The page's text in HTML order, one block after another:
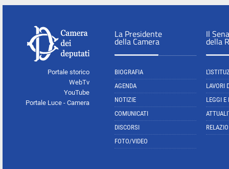
Portale storico
WebTv
YouTube
Portale Luce - Camera
La Presidente
della Camera
BIOGRAFIA
AGENDA
NOTIZIE
COMUNICATI
DISCORSI
FOTO/VIDEO
Il
della
LAVORI
LEGGI E